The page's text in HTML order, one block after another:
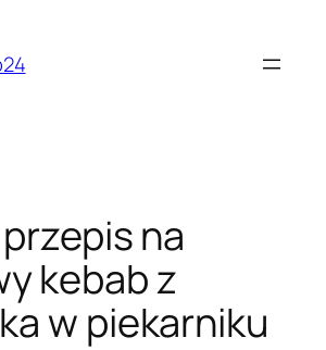
na
kebab z
w piekarniku